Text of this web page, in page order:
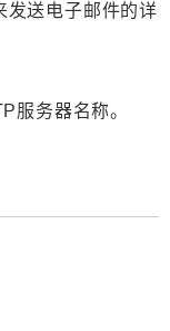
送电子邮件的详
服务器名称。